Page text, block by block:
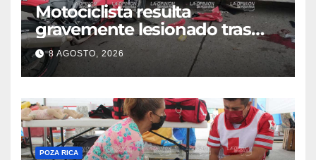
Motociclista resulta
gravemente lesionado tras
choque en la colonia Ricardo
Flores Magón
8 AGOSTO, 2026
POZA RICA